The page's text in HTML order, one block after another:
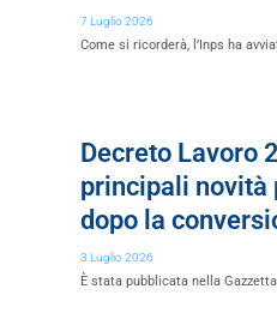
7 Luglio 2026
Come si ricorderà, l’Inps ha
Decreto Lavoro
principali novità
dopo la
3 Luglio 2026
È stata pubblicata nella